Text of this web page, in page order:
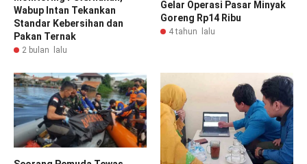
Wabup Intan Tekankan
Standar Kebersihan dan
Pakan Ternak
2 bulan lalu
Gelar Operasi Pasar Minyak
Goreng Rp14 Ribu
4 tahun lalu